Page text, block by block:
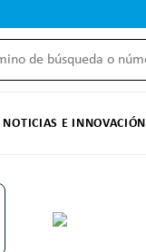
NOTICIAS E INNOVACIÓN